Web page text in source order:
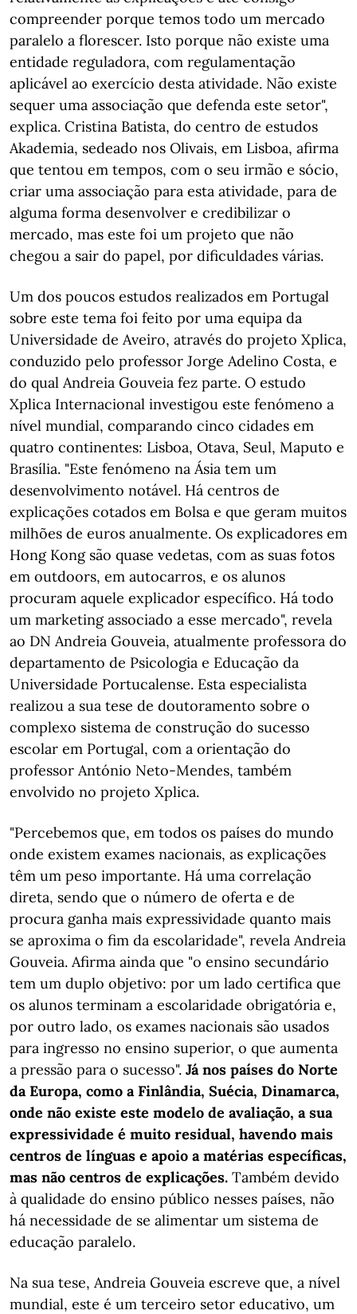
compreender porque temos todo um mercado
paralelo a florescer. Isto porque não existe uma
entidade reguladora, com regulamentação
aplicável ao exercício desta atividade. Não existe
sequer uma associação que defenda este setor",
explica. Cristina Batista, do centro de estudos
Akademia, sedeado nos Olivais, em Lisboa, afirma
que tentou em tempos, com o seu irmão e sócio,
criar uma associação para esta atividade, para de
alguma forma desenvolver e credibilizar o
mercado, mas este foi um projeto que não
chegou a sair do papel, por dificuldades várias.
Um dos poucos estudos realizados em Portugal
sobre este tema foi feito por uma equipa da
Universidade de Aveiro, através do projeto Xplica,
conduzido pelo professor Jorge Adelino Costa, e
do qual Andreia Gouveia fez parte. O estudo
Xplica Internacional investigou este fenómeno a
nível mundial, comparando cinco cidades em
quatro continentes: Lisboa, Otava, Seul, Maputo e
Brasília. "Este fenómeno na Ásia tem um
desenvolvimento notável. Há centros de
explicações cotados em Bolsa e que geram muitos
milhões de euros anualmente. Os explicadores em
Hong Kong são quase vedetas, com as suas fotos
em outdoors, em autocarros, e os alunos
procuram aquele explicador específico. Há todo
um marketing associado a esse mercado", revela
ao DN Andreia Gouveia, atualmente professora do
departamento de Psicologia e Educação da
Universidade Portucalense. Esta especialista
realizou a sua tese de doutoramento sobre o
complexo sistema de construção do sucesso
escolar em Portugal, com a orientação do
professor António Neto-Mendes, também
envolvido no projeto Xplica.
"Percebemos que, em todos os países do mundo
onde existem exames nacionais, as explicações
têm um peso importante. Há uma correlação
direta, sendo que o número de oferta e de
procura ganha mais expressividade quanto mais
se aproxima o fim da escolaridade", revela Andreia
Gouveia. Afirma ainda que "o ensino secundário
tem um duplo objetivo: por um lado certifica que
os alunos terminam a escolaridade obrigatória e,
por outro lado, os exames nacionais são usados
para ingresso no ensino superior, o que aumenta
a pressão para o sucesso". Já nos países do Norte
da Europa, como a Finlândia, Suécia, Dinamarca,
onde não existe este modelo de avaliação, a sua
expressividade é muito residual, havendo mais
centros de línguas e apoio a matérias específicas,
mas não centros de explicações. Também devido
à qualidade do ensino público nesses países, não
há necessidade de se alimentar um sistema de
educação paralelo.
Na sua tese, Andreia Gouveia escreve que, a nível
mundial, este é um terceiro setor educativo, um